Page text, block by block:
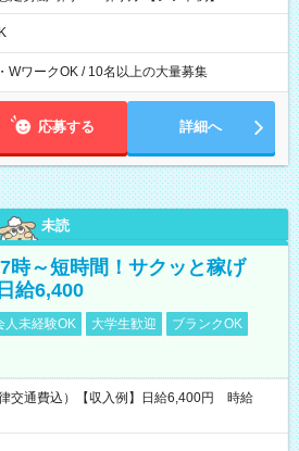
WワークOK / 10名以上の大量募集
応募する 詳細へ
未読
時～短時間！サクッと稼げ
給6,400
人未経験OK 大学生歓迎
ブランクOK
交通費込）【収入例】日給6,400円 時給